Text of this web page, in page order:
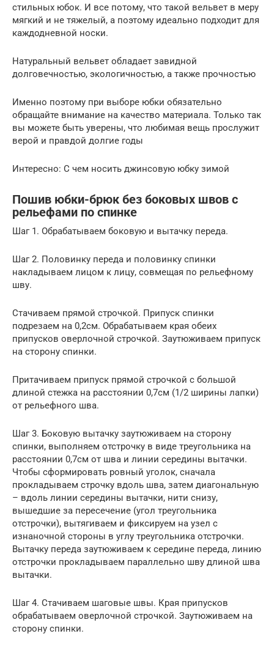
стильных юбок. И все потому, что такой вельвет в меру
мягкий и не тяжелый, а поэтому идеально подходит для
каждодневной носки.
Натуральный вельвет обладает завидной
долговечностью, экологичностью, а также прочностью
Именно поэтому при выборе юбки обязательно
обращайте внимание на качество материала. Только так
вы можете быть уверены, что любимая вещь прослужит
верой и правдой долгие годы
Интересно: С чем носить джинсовую юбку зимой
Пошив юбки-брюк без боковых швов с
рельефами по спинке
Шаг 1. Обрабатываем боковую и вытачку переда.
Шаг 2. Половинку переда и половинку спинки
накладываем лицом к лицу, совмещая по рельефному
шву.
Стачиваем прямой строчкой. Припуск спинки
подрезаем на 0,2см. Обрабатываем края обеих
припусков оверлочной строчкой. Заутюживаем припуск
на сторону спинки.
Притачиваем припуск прямой строчкой с большой
длиной стежка на расстоянии 0,7см (1/2 ширины лапки)
от рельефного шва.
Шаг 3. Боковую вытачку заутюживаем на сторону
спинки, выполняем отстрочку в виде треугольника на
расстоянии 0,7см от шва и линии середины вытачки.
Чтобы сформировать ровный уголок, сначала
прокладываем строчку вдоль шва, затем диагональную
– вдоль линии середины вытачки, нити снизу,
вышедшие за пересечение (угол треугольника
отстрочки), вытягиваем и фиксируем на узел с
изнаночной стороны в углу треугольника отстрочки.
Вытачку переда заутюживаем к середине переда, линию
отстрочки прокладываем параллельно шву длиной шва
вытачки.
Шаг 4. Стачиваем шаговые швы. Края припусков
обрабатываем оверлочной строчкой. Заутюживаем на
сторону спинки.